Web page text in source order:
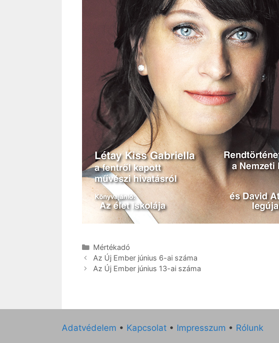
Kategória
Mértékadó
Az Új Ember június 6-ai száma
Az Új Ember június 13-ai száma
Adatvédelem • Kapcsolat • Impresszum • Rólunk